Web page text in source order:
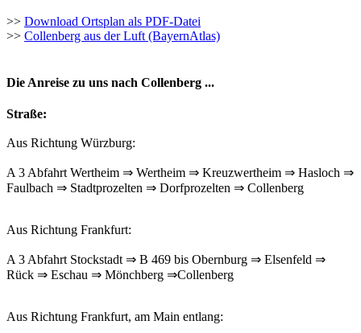
>> Download Ortsplan als PDF-Datei
>> Collenberg aus der Luft (BayernAtlas)
Die Anreise zu uns nach Collenberg ...
Straße:
Aus Richtung Würzburg:
A 3 Abfahrt Wertheim ⇒ Wertheim ⇒ Kreuzwertheim ⇒ Hasloch ⇒
Faulbach ⇒ Stadtprozelten ⇒ Dorfprozelten ⇒ Collenberg
Aus Richtung Frankfurt:
A 3 Abfahrt Stockstadt ⇒ B 469 bis Obernburg ⇒ Elsenfeld ⇒
Rück ⇒ Eschau ⇒ Mönchberg ⇒Collenberg
Aus Richtung Frankfurt, am Main entlang: